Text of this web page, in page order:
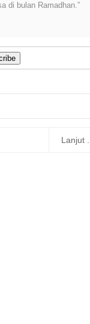
di bulan Ramadhan.”
Lanjut ...